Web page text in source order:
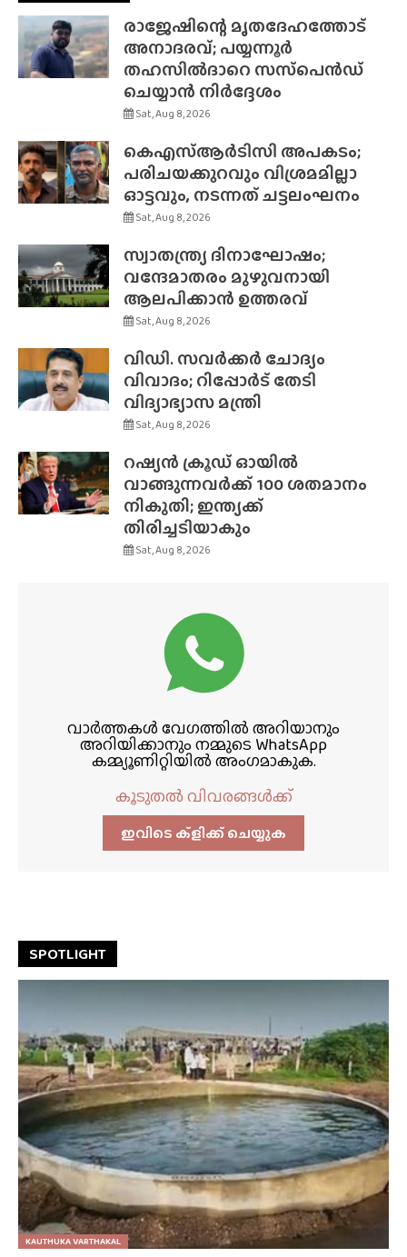
രാജേഷിന്റെ മൃതദേഹത്തോട്
അനാദരവ്; പയ്യന്നൂർ
തഹസിൽദാറെ സസ്‌പെൻഡ്
ചെയ്യാൻ നിർദ്ദേശം
Sat, Aug 8, 2026
കെഎസ്ആർടിസി അപകടം;
പരിചയക്കുറവും വിശ്രമമില്ലാ
ഓട്ടവും, നടന്നത് ചട്ടലംഘനം
Sat, Aug 8, 2026
സ്വാതന്ത്ര്യ ദിനാഘോഷം;
വന്ദേമാതരം മുഴുവനായി
ആലപിക്കാൻ ഉത്തരവ്
Sat, Aug 8, 2026
വിഡി. സവർക്കർ ചോദ്യം
വിവാദം; റിപ്പോർട് തേടി
വിദ്യാഭ്യാസ മന്ത്രി
Sat, Aug 8, 2026
റഷ്യൻ ക്രൂഡ് ഓയിൽ
വാങ്ങുന്നവർക്ക് 100 ശതമാനം
നികുതി; ഇന്ത്യക്ക്
തിരിച്ചടിയാകും
Sat, Aug 8, 2026
വാർത്തകൾ വേഗത്തിൽ അറിയാനും
അറിയിക്കാനും നമ്മുടെ WhatsApp
കമ്മ്യൂണിറ്റിയിൽ അംഗമാകുക.
കൂടുതൽ വിവരങ്ങൾക്ക്
ഇവിടെ ക്ളിക്ക്‌ ചെയ്യുക
SPOTLIGHT
KAUTHUKA VARTHAKAL